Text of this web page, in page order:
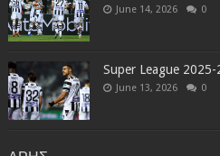
June 14, 2026 0
Super League
June 13, 2026 0